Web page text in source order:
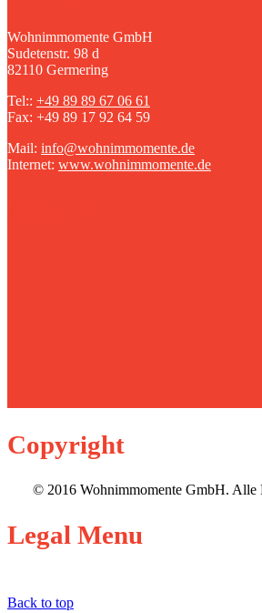
Wohnimmomente GmbH
Sudetenstr. 98 d
82110 Germering
Tel:: +49 89 89 67 06 61
Fax: +49 89 17 92 64 59
Mail: info@wohnimmomente.de
Internet: www.wohnimmomente.de
Copyright
© 2016 Wohnimmomente GmbH. Alle
Legal Menu
Back to top